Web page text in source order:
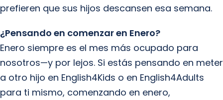
prefieren que sus hijos descansen esa semana.
¿Pensando en comenzar en Enero?
Enero siempre es el mes más ocupado para
nosotros—y por lejos. Si estás pensando en meter
a otro hijo en English4Kids o en English4Adults
para ti mismo, comenzando en enero,